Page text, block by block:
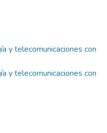
y telecomunicaciones con
y telecomunicaciones con